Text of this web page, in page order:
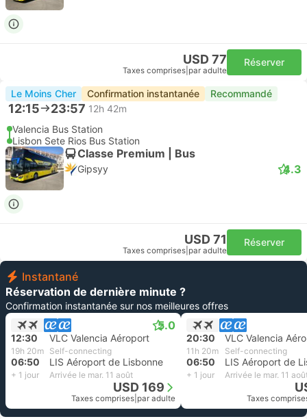
USD 77
Taxes comprises par adulte
Réserver
Le Moins Cher Confirmation instantanée Recommandé
12:15 23:57 12h 42m
Valencia Bus Station
Lisbon Sete Rios Bus Station
Classe Premium | Bus
Gipsyy 4.3
USD 71
Taxes comprises par adulte
Réserver
Instantané
Réservation de dernière minute ?
Confirmation instantanée sur nos meilleures offres
5.0
12:30 VLC Valencia Aéroport
19h 20m Self-connecting
06:50 LIS Aéroport de Lisbonne
+ 1 jour Arrivée le mar. 11 août
USD 169
Taxes comprises par adulte
20:30 VLC Valencia
11h 20m Self-connecting
06:50 LIS Aéroport de
+ 1 jour Arrivée le mar. 11
Taxes